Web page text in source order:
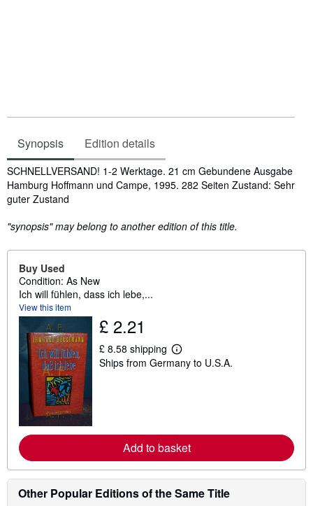
Synopsis Edition details
Synopsis
SCHNELLVERSAND! 1-2 Werktage. 21 cm Gebundene Ausgabe
Hamburg Hoffmann und Campe, 1995. 282 Seiten Zustand: Sehr
guter Zustand
"synopsis" may belong to another edition of this title.
Buy Used
Condition: As New
Ich will fühlen, dass ich lebe,...
View this item
£ 2.21
£ 8.58 shipping
L
e
e
a
o
u
t
s
Ships from Germany to U.S.A.
Add to basket
Other Popular Editions of the Same Title